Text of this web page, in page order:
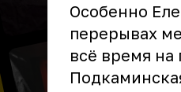
Особенно
перерывах
всё время